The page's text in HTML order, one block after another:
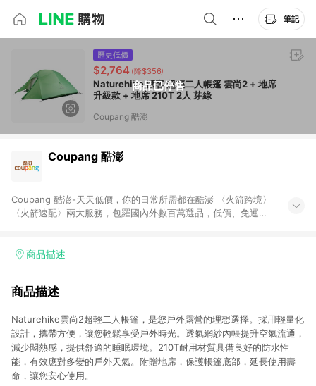
筆記
商品已停售
歷史低價
$2,764 (降$356)
Naturehike 挪客 超輕二人帳篷 雲尚2 + 地席
升級款 + 地席 210T 2人 芽綠
Coupang 酷澎
Coupang 酷澎
Coupang 酷澎-天天低價，你的日常所需都在酷澎 〈火箭跨境〉
〈火箭速配〉兩大服務，包羅國內外數百萬選品，低價、免運，
加入WOW會員告別湊免運，火箭速配、火箭跨境優質選品不限金
商品描述
商品描述
Naturehike雲尚2超輕二人帳篷，是您戶外露營的理想選擇。採用輕量化
設計，攜帶方便，讓您輕鬆享受戶外時光。透氣網紗內帳提升空氣流通，
減少悶熱感，提供舒適的睡眠環境。210T耐用材質具備良好的防水性
能，有效應對多變的戶外天氣。附贈地席，保護帳篷底部，延長使用壽
命，讓您安心使用。